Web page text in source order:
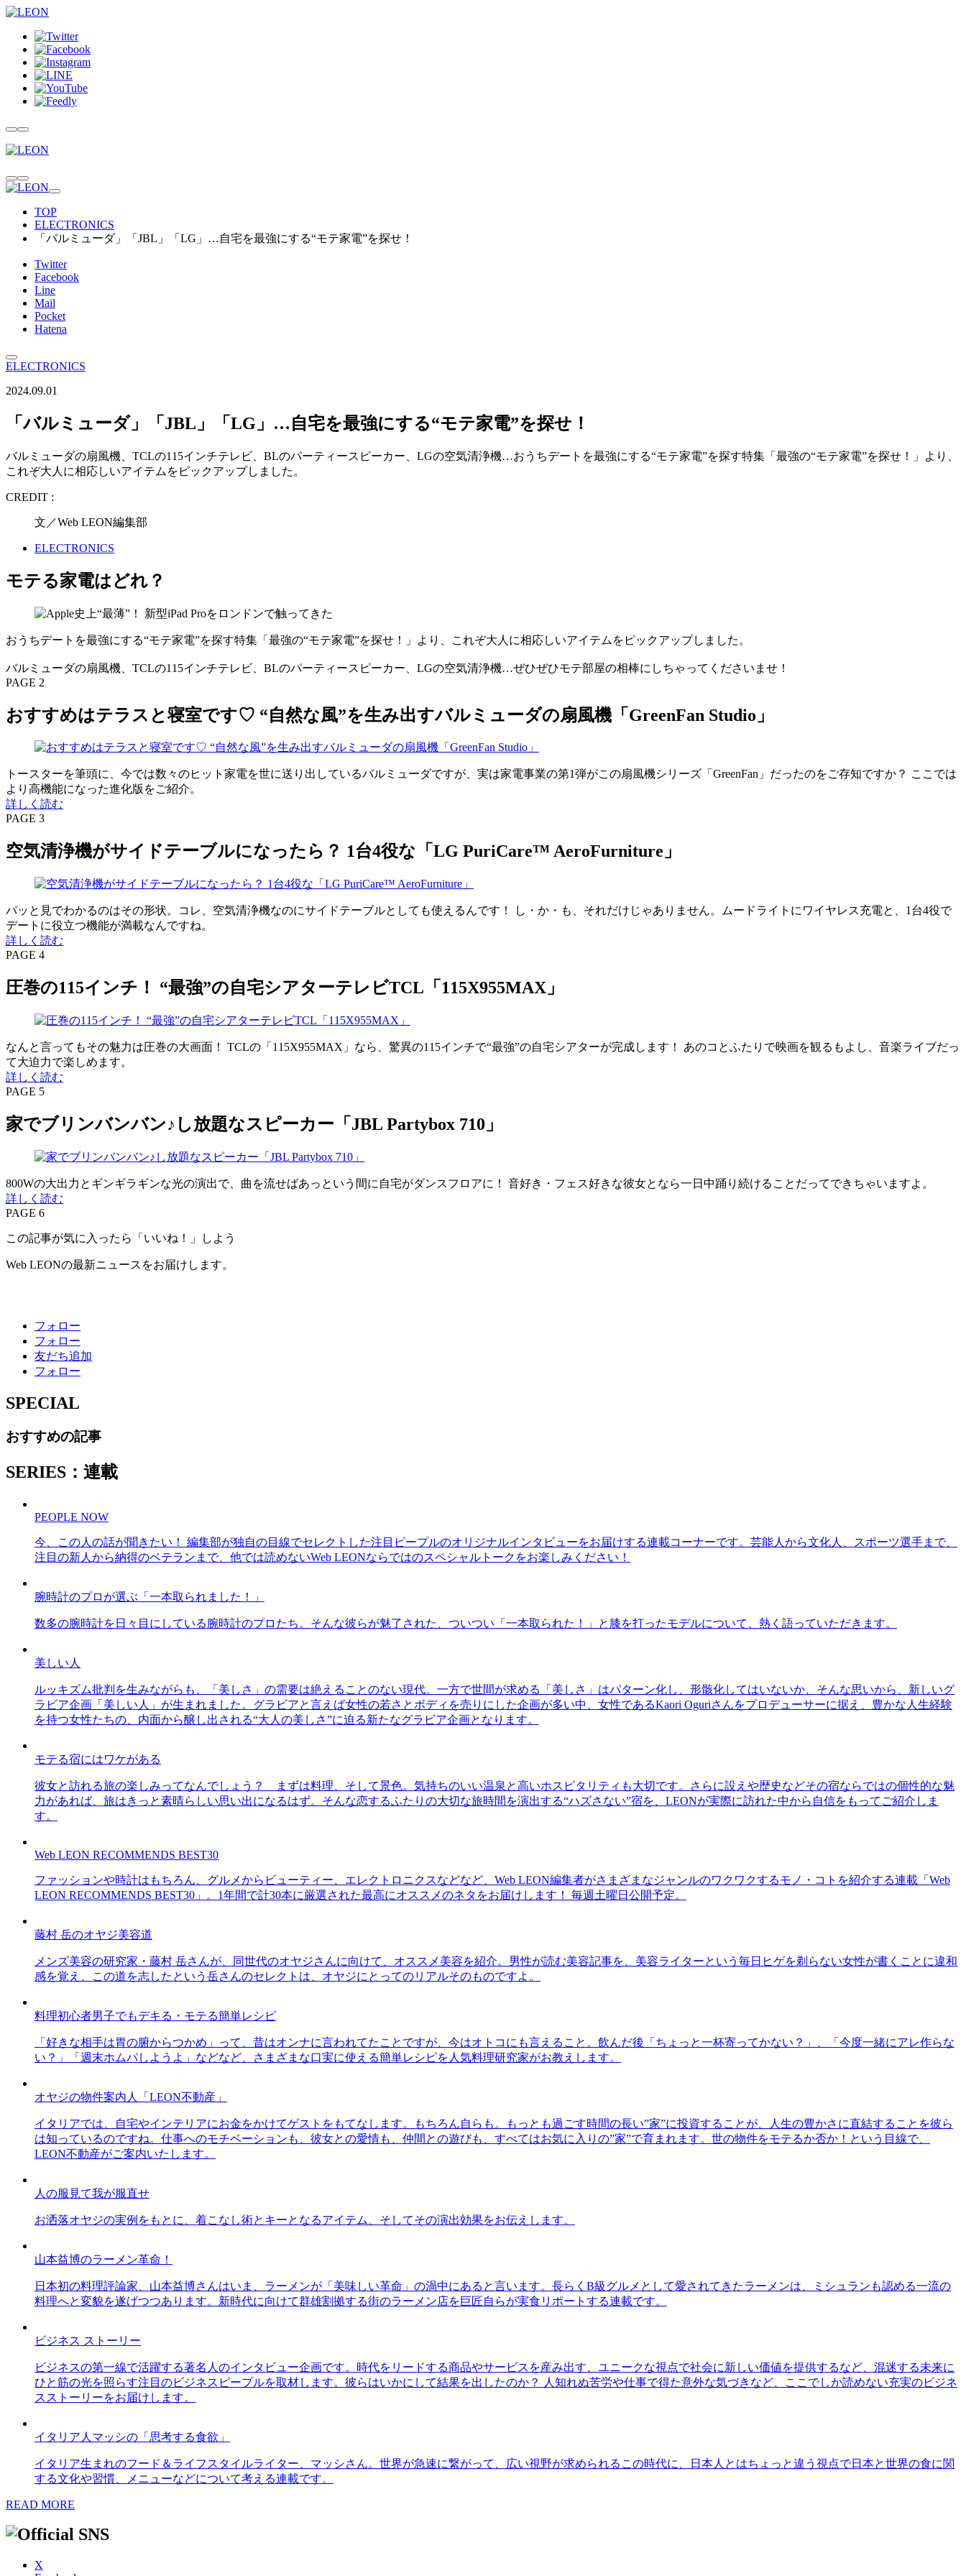
TOP
ELECTRONICS
「バルミューダ」「JBL」「LG」…自宅を最強にする“モテ家電”を探せ！
Twitter
Facebook
Line
Mail
Pocket
Hatena
ELECTRONICS
2024.09.01
「バルミューダ」「JBL」「LG」…自宅を最強にする“モテ家電”を探せ！
バルミューダの扇風機、TCLの115インチテレビ、BLのパーティースピーカー、LGの空気清浄機…おうちデートを最強にする“モテ家電”を探す特集「最強の“モテ家電”を探せ！」より、
これぞ大人に相応しいアイテムをピックアップしました。
CREDIT :
文／Web LEON編集部
ELECTRONICS
モテる家電はどれ？
おうちデートを最強にする“モテ家電”を探す特集「最強の“モテ家電”を探せ！」より、これぞ大人に相応しいアイテムをピックアップしました。
バルミューダの扇風機、TCLの115インチテレビ、BLのパーティースピーカー、LGの空気清浄機…ぜひぜひモテ部屋の相棒にしちゃってくださいませ！
PAGE 2
おすすめはテラスと寝室です♡ “自然な風”を生み出すバルミューダの扇風機「GreenFan Studio」
トースターを筆頭に、今では数々のヒット家電を世に送り出しているバルミューダですが、実は家電事業の第1弾がこの扇風機シリーズ「GreenFan」だったのをご存知ですか？ ここでは
より高機能になった進化版をご紹介。
詳しく読む
PAGE 3
空気清浄機がサイドテーブルになったら？ 1台4役な「LG PuriCare™ AeroFurniture」
パッと見でわかるのはその形状。コレ、空気清浄機なのにサイドテーブルとしても使えるんです！ し・か・も、それだけじゃありません。ムードライトにワイヤレス充電と、1台4役で
デートに役立つ機能が満載なんですね。
詳しく読む
PAGE 4
圧巻の115インチ！ “最強”の自宅シアターテレビTCL「115X955MAX」
なんと言ってもその魅力は圧巻の大画面！ TCLの「115X955MAX」なら、驚異の115インチで“最強”の自宅シアターが完成します！ あのコとふたりで映画を観るもよし、音楽ライブだっ
て大迫力で楽しめます。
詳しく読む
PAGE 5
家でブリンバンバン♪し放題なスピーカー「JBL Partybox 710」
800Wの大出力とギンギラギンな光の演出で、曲を流せばあっという間に自宅がダンスフロアに！ 音好き・フェス好きな彼女となら一日中踊り続けることだってできちゃいますよ。
詳しく読む
PAGE 6
この記事が気に入ったら「いいね！」しよう
Web LEONの最新ニュースをお届けします。
フォロー
フォロー
友だち追加
フォロー
SPECIAL
おすすめの記事
SERIES：連載
PEOPLE NOW
今、この人の話が聞きたい！ 編集部が独自の目線でセレクトした注目ピープルのオリジナルインタビューをお届けする連載コーナーです。芸能人から文化人、スポーツ選手まで、
注目の新人から納得のベテランまで、他では読めないWeb LEONならではのスペシャルトークをお楽しみください！
腕時計のプロが選ぶ「一本取られました！」
数多の腕時計を日々目にしている腕時計のプロたち。そんな彼らが魅了された、ついつい「一本取られた！」と膝を打ったモデルについて、熱く語っていただきます。
美しい人
ルッキズム批判を生みながらも、「美しさ」の需要は絶えることのない現代。一方で世間が求める「美しさ」はパターン化し、形骸化してはいないか、そんな思いから、新しいグ
ラビア企画「美しい人」が生まれました。グラビアと言えば女性の若さとボディを売りにした企画が多い中、女性であるKaori Oguriさんをプロデューサーに据え、豊かな人生経験
を持つ女性たちの、内面から醸し出される“大人の美しさ”に迫る新たなグラビア企画となります。
モテる宿にはワケがある
彼女と訪れる旅の楽しみってなんでしょう？ まずは料理、そして景色。気持ちのいい温泉と高いホスピタリティも大切です。さらに設えや歴史などその宿ならではの個性的な魅
力があれば、旅はきっと素晴らしい思い出になるはず。そんな恋するふたりの大切な旅時間を演出する“ハズさない”宿を、LEONが実際に訪れた中から自信をもってご紹介しま
す。
Web LEON RECOMMENDS BEST30
ファッションや時計はもちろん、グルメからビューティー、エレクトロニクスなどなど、Web LEON編集者がさまざまなジャンルのワクワクするモノ・コトを紹介する連載「Web
LEON RECOMMENDS BEST30」。1年間で計30本に厳選された最高にオススメのネタをお届けします！ 毎週土曜日公開予定。
藤村 岳のオヤジ美容道
メンズ美容の研究家・藤村 岳さんが、同世代のオヤジさんに向けて、オススメ美容を紹介。男性が読む美容記事を、美容ライターという毎日ヒゲを剃らない女性が書くことに違和
感を覚え、この道を志したという岳さんのセレクトは、オヤジにとってのリアルそのものですよ。
料理初心者男子でもデキる・モテる簡単レシピ
「好きな相手は胃の腑からつかめ」って、昔はオンナに言われてたことですが、今はオトコにも言えること。飲んだ後「ちょっと一杯寄ってかない？」、「今度一緒にアレ作らな
い？」「週末ホムパしようよ」などなど、さまざまな口実に使える簡単レシピを人気料理研究家がお教えします。
オヤジの物件案内人「LEON不動産」
イタリアでは、自宅やインテリアにお金をかけてゲストをもてなします。もちろん自らも。もっとも過ごす時間の長い”家”に投資することが、人生の豊かさに直結することを彼ら
は知っているのですね。仕事へのモチベーションも、彼女との愛情も、仲間との遊びも、すべてはお気に入りの”家”で育まれます。世の物件をモテるか否か！という目線で、
LEON不動産がご案内いたします。
人の服見て我が服直せ
お洒落オヤジの実例をもとに、着こなし術とキーとなるアイテム、そしてその演出効果をお伝えします。
山本益博のラーメン革命！
日本初の料理評論家、山本益博さんはいま、ラーメンが「美味しい革命」の渦中にあると言います。長らくB級グルメとして愛されてきたラーメンは、ミシュランも認める一流の
料理へと変貌を遂げつつあります。新時代に向けて群雄割拠する街のラーメン店を巨匠自らが実食リポートする連載です。
ビジネス ストーリー
ビジネスの第一線で活躍する著名人のインタビュー企画です。時代をリードする商品やサービスを産み出す、ユニークな視点で社会に新しい価値を提供するなど、混迷する未来に
ひと筋の光を照らす注目のビジネスピープルを取材します。彼らはいかにして結果を出したのか？ 人知れぬ苦労や仕事で得た意外な気づきなど、ここでしか読めない充実のビジネ
スストーリーをお届けします。
イタリア人マッシの「思考する食欲」
イタリア生まれのフード＆ライフスタイルライター、マッシさん。世界が急速に繋がって、広い視野が求められるこの時代に、日本人とはちょっと違う視点で日本と世界の食に関
する文化や習慣、メニューなどについて考える連載です。
READ MORE
X